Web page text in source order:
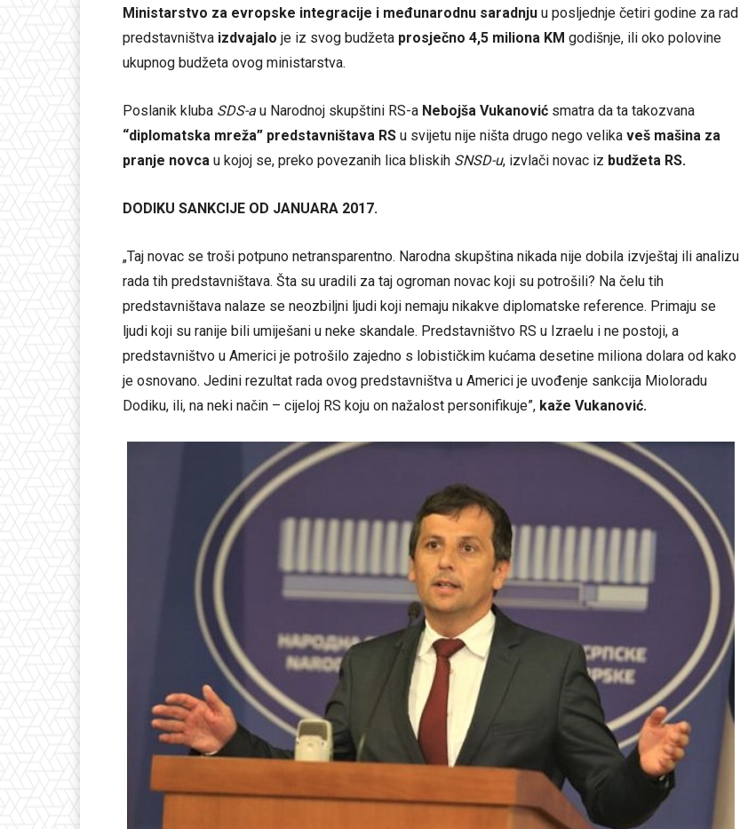
Ministarstvo za evropske integracije i međunarodnu saradnju u posljednje četiri godine za rad
predstavništva izdvajalo je iz svog budžeta prosječno 4,5 miliona KM godišnje, ili oko polovine
ukupnog budžeta ovog ministarstva.
Poslanik kluba SDS-a u Narodnoj skupštini RS-a Nebojša Vukanović smatra da ta takozvana
“diplomatska mreža” predstavništava RS u svijetu nije ništa drugo nego velika veš mašina za
pranje novca u kojoj se, preko povezanih lica bliskih SNSD-u, izvlači novac iz budžeta RS.
DODIKU SANKCIJE OD JANUARA 2017.
„Taj novac se troši potpuno netransparentno. Narodna skupština nikada nije dobila izvještaj ili analizu
rada tih predstavništava. Šta su uradili za taj ogroman novac koji su potrošili? Na čelu tih
predstavništava nalaze se neozbiljni ljudi koji nemaju nikakve diplomatske reference. Primaju se
ljudi koji su ranije bili umiješani u neke skandale. Predstavništvo RS u Izraelu i ne postoji, a
predstavništvo u Americi je potrošilo zajedno s lobističkim kućama desetine miliona dolara od kako
je osnovano. Jedini rezultat rada ovog predstavništva u Americi je uvođenje sankcija Mioloradu
Dodiku, ili, na neki način – cijeloj RS koju on nažalost personifikuje”, kaže Vukanović.